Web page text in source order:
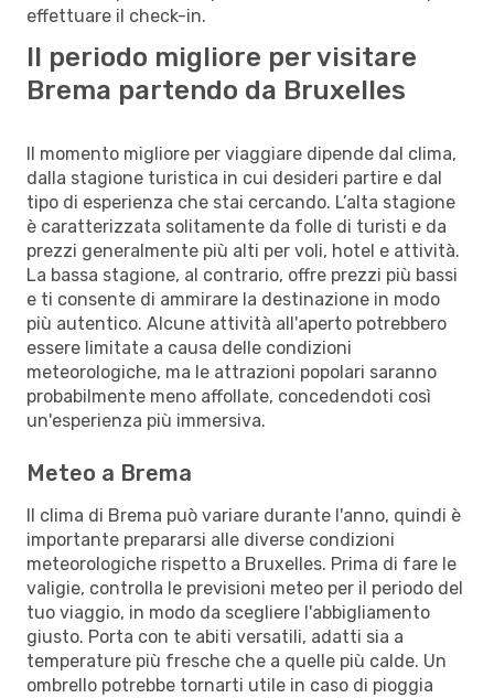
effettuare il check-in.
Il periodo migliore per visitare
Brema partendo da Bruxelles
Il momento migliore per viaggiare dipende dal clima,
dalla stagione turistica in cui desideri partire e dal
tipo di esperienza che stai cercando. L’alta stagione
è caratterizzata solitamente da folle di turisti e da
prezzi generalmente più alti per voli, hotel e attività.
La bassa stagione, al contrario, offre prezzi più bassi
e ti consente di ammirare la destinazione in modo
più autentico. Alcune attività all'aperto potrebbero
essere limitate a causa delle condizioni
meteorologiche, ma le attrazioni popolari saranno
probabilmente meno affollate, concedendoti così
un'esperienza più immersiva.
Meteo a Brema
Il clima di Brema può variare durante l'anno, quindi è
importante prepararsi alle diverse condizioni
meteorologiche rispetto a Bruxelles. Prima di fare le
valigie, controlla le previsioni meteo per il periodo del
tuo viaggio, in modo da scegliere l'abbigliamento
giusto. Porta con te abiti versatili, adatti sia a
temperature più fresche che a quelle più calde. Un
ombrello potrebbe tornarti utile in caso di pioggia